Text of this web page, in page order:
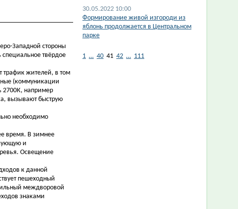
Западной стороны
твёрдое
трафик жителей, в том
(коммуникации
2700К, например
вызывают быструю
необходимо
время. В зимнее
и
Освещение
к данной
пешеходный
междворовой
знаками
30.05.2022 10:00
Формирование живой изгороди из
яблонь продолжается в Центральном
парке
1 … 40 41 42 … 111